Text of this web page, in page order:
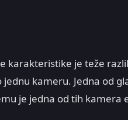
karakteristike je teže
jednu kameru. Jedna od
je jedna od tih kamera